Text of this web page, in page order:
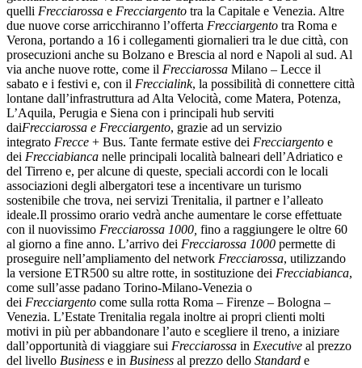
quelli Frecciarossa e Frecciargento tra la Capitale e Venezia. Altre
due nuove corse arricchiranno l’offerta Frecciargento tra Roma e
Verona, portando a 16 i collegamenti giornalieri tra le due città, con
prosecuzioni anche su Bolzano e Brescia al nord e Napoli al sud. Al
via anche nuove rotte, come il Frecciarossa Milano – Lecce il
sabato e i festivi e, con il Freccialink, la possibilità di connettere città
lontane dall’infrastruttura ad Alta Velocità, come Matera, Potenza,
L’Aquila, Perugia e Siena con i principali hub serviti
daiFrecciarossa e Frecciargento, grazie ad un servizio
integrato Frecce + Bus. Tante fermate estive dei Frecciargento e
dei Frecciabianca nelle principali località balneari dell’Adriatico e
del Tirreno e, per alcune di queste, speciali accordi con le locali
associazioni degli albergatori tese a incentivare un turismo
sostenibile che trova, nei servizi Trenitalia, il partner e l’alleato
ideale.Il prossimo orario vedrà anche aumentare le corse effettuate
con il nuovissimo Frecciarossa 1000, fino a raggiungere le oltre 60
al giorno a fine anno. L’arrivo dei Frecciarossa 1000 permette di
proseguire nell’ampliamento del network Frecciarossa, utilizzando
la versione ETR500 su altre rotte, in sostituzione dei Frecciabianca,
come sull’asse padano Torino-Milano-Venezia o
dei Frecciargento come sulla rotta Roma – Firenze – Bologna –
Venezia. L’Estate Trenitalia regala inoltre ai propri clienti molti
motivi in più per abbandonare l’auto e scegliere il treno, a iniziare
dall’opportunità di viaggiare sui Frecciarossa in Executive al prezzo
del livello Business e in Business al prezzo dello Standard e